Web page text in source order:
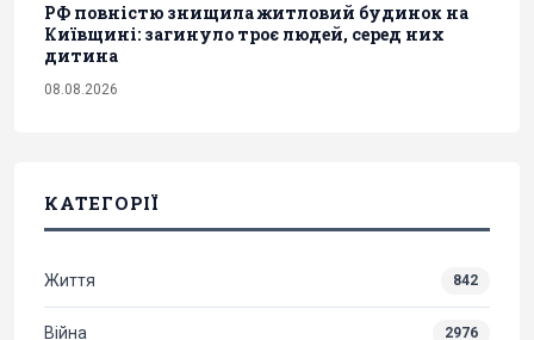
РФ повністю знищила житловий будинок на
Київщині: загинуло троє людей, серед них
дитина
08.08.2026
КАТЕГОРІЇ
Життя 842
Війна 2976